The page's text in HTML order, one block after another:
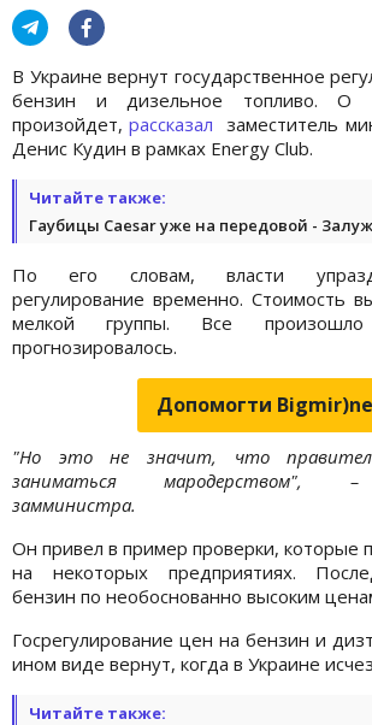
В Украине вернут государственное
бензин и дизельное топливо. О
произойдет,рассказал заместитель
Денис Кудин в рамках Energy Club.
Читайте также:
Гаубицы Caesar уже на передовой -
По его словам, власти
регулирование временно. Стоимость
мелкой группы. Все
прогнозировалось.
Допомогти
"Но это не значит, что
заниматься мародерством", –
замминистра.
Он привел в пример проверки, которые
на некоторых предприятиях.
бензин по необоснованно высоким
Госрегулирование цен на бензин и
ином виде вернут, когда в Украине
Читайте также: